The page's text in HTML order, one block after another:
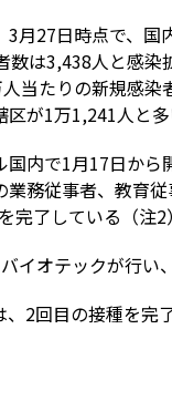
3月27日時点で、
数は3,438人と感
当たりの新規感
が1万1,241人と多
国内で1月17日か
務従事者、教育
完了している（注2
イオテックが行
、2回目の接種を完